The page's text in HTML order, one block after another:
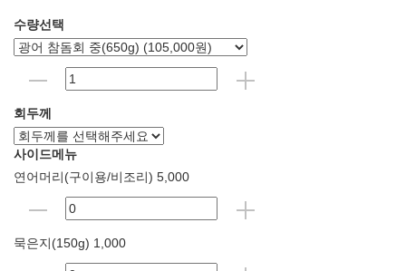
수량선택
회두께
사이드메뉴
연어머리(구이용/비조리) 5,000
묵은지(150g) 1,000